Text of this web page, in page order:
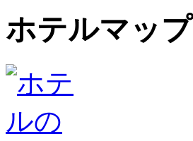
ホテルマップ